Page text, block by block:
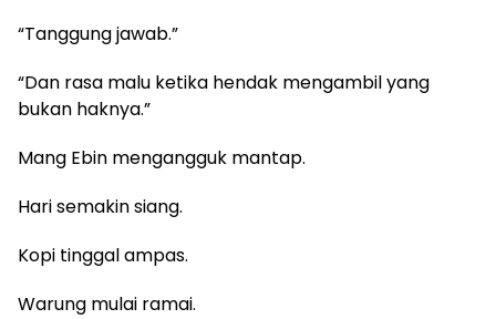
“Tanggung jawab.”
“Dan rasa malu ketika hendak mengambil yang
bukan haknya.”
Mang Ebin mengangguk mantap.
Hari semakin siang.
Kopi tinggal ampas.
Warung mulai ramai.